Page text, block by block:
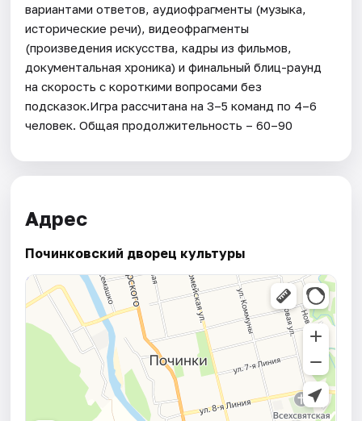
вариантами ответов, аудиофрагменты (музыка,
исторические речи), видеофрагменты
(произведения искусства, кадры из фильмов,
документальная хроника) и финальный блиц-раунд
на скорость с короткими вопросами без
подсказок.Игра рассчитана на 3–5 команд по 4–6
человек. Общая продолжительность – 60–90
Адрес
Починковский дворец культуры